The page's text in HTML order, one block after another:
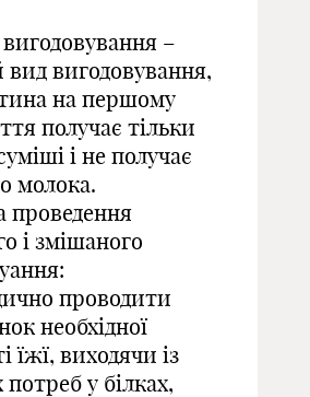
–
вид вигодовування,
на першому
получає тільки
і не получає
молока.
проведення
і змішаного
проводити
необхідної
їжї, виходячи із
потреб у білках,